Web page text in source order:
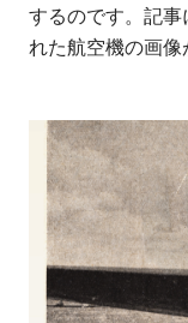
するのです。記
れた航空機の画像